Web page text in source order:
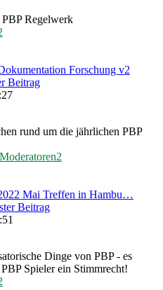
Regelwerk
Forschung v2
Beitrag
rund um die jährlichen PBP
Moderatoren2
Mai Treffen in Hambu…
Beitrag
Dinge von PBP - es
Spieler ein Stimmrecht!